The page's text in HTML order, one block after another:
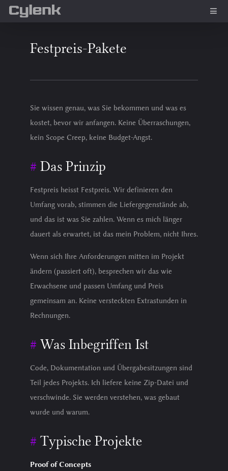
Festpreis-Pakete
Sie wissen genau, was Sie bekommen und was es
kostet, bevor wir anfangen. Keine Überraschungen,
kein Scope Creep, keine Budget-Angst.
Das Prinzip
Festpreis heisst Festpreis. Wir definieren den
Umfang vorab, stimmen die Liefergegenstände ab,
und das ist was Sie zahlen. Wenn es mich länger
dauert als erwartet, ist das mein Problem, nicht Ihres.
Wenn sich Ihre Anforderungen mitten im Projekt
ändern (passiert oft), besprechen wir das wie
Erwachsene und passen Umfang und Preis
gemeinsam an. Keine versteckten Extrastunden in
Rechnungen.
Was Inbegriffen Ist
Code, Dokumentation und Übergabesitzungen sind
Teil jedes Projekts. Ich liefere keine Zip-Datei und
verschwinde. Sie werden verstehen, was gebaut
wurde und warum.
Typische Projekte
Proof of Concepts